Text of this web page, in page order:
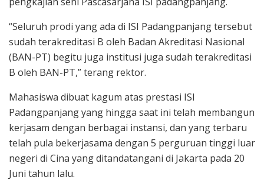
“Seluruh prodi yang ada di ISI Padangpanjang tersebut
sudah terakreditasi B oleh Badan Akreditasi Nasional
(BAN-PT) begitu juga institusi juga sudah terakreditasi
B oleh BAN-PT,” terang rektor.
Mahasiswa dibuat kagum atas prestasi ISI
Padangpanjang yang hingga saat ini telah membangun
kerjasam dengan berbagai instansi, dan yang terbaru
telah pula bekerjasama dengan 5 perguruan tinggi luar
negeri di Cina yang ditandatangani di Jakarta pada 20
Juni tahun lalu.